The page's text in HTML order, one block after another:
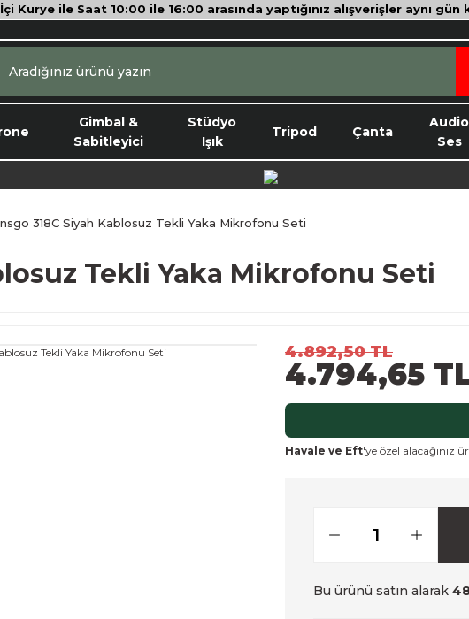
Kurye ile Saat 10:00 ile 16:00 arasında yaptığınız alışverişler aynı
Gimbal &
Sabitleyici
Stüdyo
Işık
Tripod Çanta
Audio
Ses
318C Siyah Kablosuz Tekli Yaka Mikrofonu Seti
Tekli Yaka Mikrofonu Seti
4.892,50 TL
4.794,65
Havale ve Eft'ye özel alacağınız
Bu ürünü satın alarak